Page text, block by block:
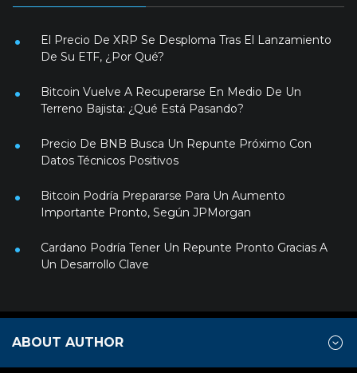
El Precio De XRP Se Desploma Tras El Lanzamiento
De Su ETF, ¿Por Qué?
Bitcoin Vuelve A Recuperarse En Medio De Un
Terreno Bajista: ¿Qué Está Pasando?
Precio De BNB Busca Un Repunte Próximo Con
Datos Técnicos Positivos
Bitcoin Podría Prepararse Para Un Aumento
Importante Pronto, Según JPMorgan
Cardano Podría Tener Un Repunte Pronto Gracias A
Un Desarrollo Clave
ABOUT AUTHOR